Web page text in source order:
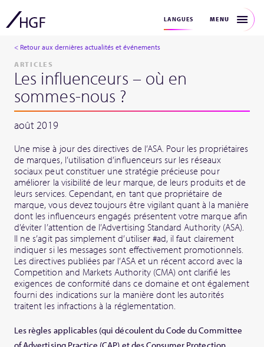
LANGUES MENU
< Retour aux dernières actualités et événements
ARTICLES
Les influenceurs – où en
sommes-nous ?
août 2019
Une mise à jour des directives de l’ASA. Pour les propriétaires
de marques, l’utilisation d’influenceurs sur les réseaux
sociaux peut constituer une stratégie précieuse pour
améliorer la visibilité de leur marque, de leurs produits et de
leurs services. Cependant, en tant que propriétaire de
marque, vous devez toujours être vigilant quant à la manière
dont les influenceurs engagés présentent votre marque afin
d’éviter l’attention de l’Advertising Standard Authority (ASA).
Il ne s’agit pas simplement d’utiliser #ad, il faut clairement
indiquer si les messages sont effectivement promotionnels.
Les directives publiées par l’ASA et un récent accord avec la
Competition and Markets Authority (CMA) ont clarifié les
exigences de conformité dans ce domaine et ont également
fourni des indications sur la manière dont les autorités
traitent les infractions à la réglementation.
Les règles applicables (qui découlent du Code du Committee